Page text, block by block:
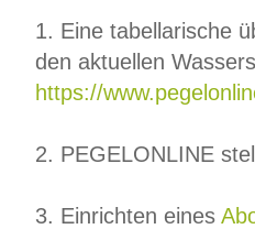
1. Eine tabellarische
den aktuellen
https://
2. PEGELONLINE
3. Einrichten eines